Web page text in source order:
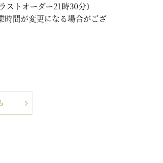
トオーダー21時30分）
間が変更になる場合がござ